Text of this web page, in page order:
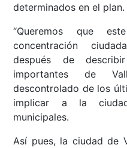
determinados en el plan.
“Queremos que
concentración
después de
importantes de
descontrolado de los
implicar a la
municipales.
Así pues, la ciudad de